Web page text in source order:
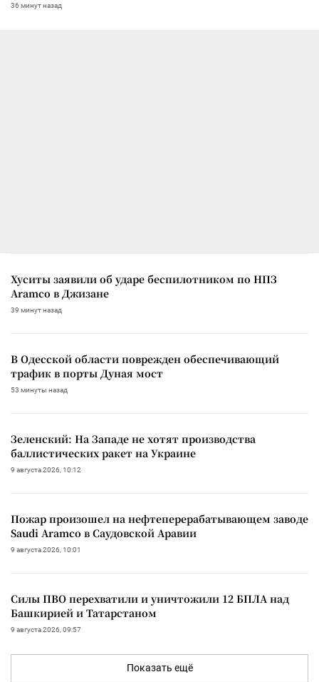
36 минут назад
Хуситы заявили об ударе беспилотником по НПЗ
Aramco в Джизане
39 минут назад
В Одесской области поврежден обеспечивающий
трафик в порты Дуная мост
53 минуты назад
Зеленский: На Западе не хотят производства
баллистических ракет на Украине
9 августа 2026, 10:12
Пожар произошел на нефтеперерабатывающем заводе
Saudi Aramco в Саудовской Аравии
9 августа 2026, 10:01
Силы ПВО перехватили и уничтожили 12 БПЛА над
Башкирией и Татарстаном
9 августа 2026, 09:57
Показать ещё